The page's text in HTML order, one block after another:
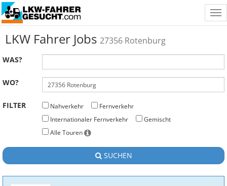
LKW Fahrer Jobs 27356 Rotenburg
WAS?
WO?
FILTER Nahverkehr
Fernverkehr
Internationaler Fernverkehr
Gemischt
Alle Touren
SUCHEN